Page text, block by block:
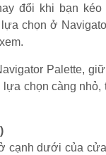
đổi khi bạn kéo
chọn ở
Palette,
chọn càng nhỏ,
cạnh dưới của